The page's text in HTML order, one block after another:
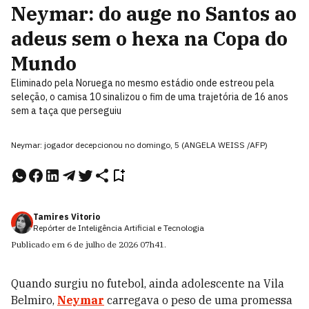
Neymar: do auge no Santos ao
adeus sem o hexa na Copa do
Mundo
Eliminado pela Noruega no mesmo estádio onde estreou pela
seleção, o camisa 10 sinalizou o fim de uma trajetória de 16 anos
sem a taça que perseguiu
Neymar: jogador decepcionou no domingo, 5 (ANGELA WEISS /AFP)
Tamires Vitorio
Repórter de Inteligência Artificial e Tecnologia
Publicado em 6 de julho de 2026 07h41.
Quando surgiu no futebol, ainda adolescente na Vila
Belmiro, Neymar carregava o peso de uma promessa